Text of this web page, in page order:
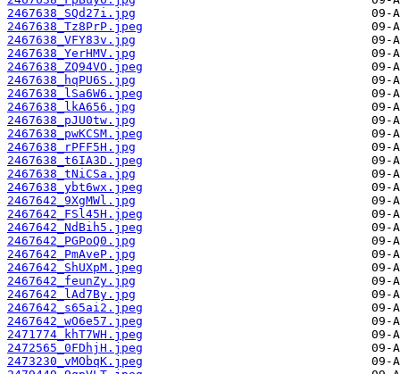
2467638_SQd27i.jpg
2467638_Tz8PrP.jpeg
2467638_VFY83v.jpg
2467638_YerHMV.jpg
2467638_ZQ94VO.jpeg
2467638_hqPU6S.jpg
2467638_lSa6W6.jpeg
2467638_lkA656.jpg
2467638_pJU0tw.jpg
2467638_pwKCSM.jpeg
2467638_rPFF5H.jpg
2467638_t6IA3D.jpeg
2467638_tNiCSa.jpg
2467638_ybt6wx.jpeg
2467642_9XgMWl.jpg
2467642_FSl45H.jpeg
2467642_NdBih5.jpeg
2467642_PGPoQ0.jpg
2467642_PmAveP.jpg
2467642_ShUXpM.jpeg
2467642_feunZy.jpg
2467642_lAd7By.jpg
2467642_s65ai2.jpeg
2467642_wO6e57.jpeg
2471774_khT7WH.jpeg
2472565_0FDhjH.jpeg
2473230_vMObqK.jpeg